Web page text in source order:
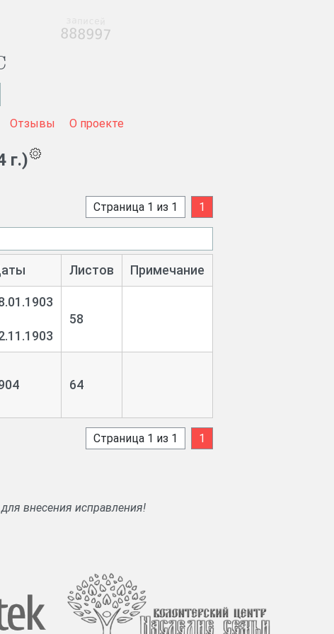
Отзывы О проекте
г.)
Страница 1 из 1 1
Листов Примечание
58
64
Страница 1 из 1 1
внесения исправления!
888997